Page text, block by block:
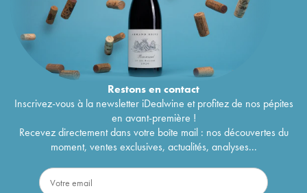
Restons encontact
Inscrivez-vous à la newsletter iDealwine et profitez de nos pépites
en avant-première !
Recevez directement dans votre boîte mail : nos découvertes du
moment, ventes exclusives, actualités, analyses...